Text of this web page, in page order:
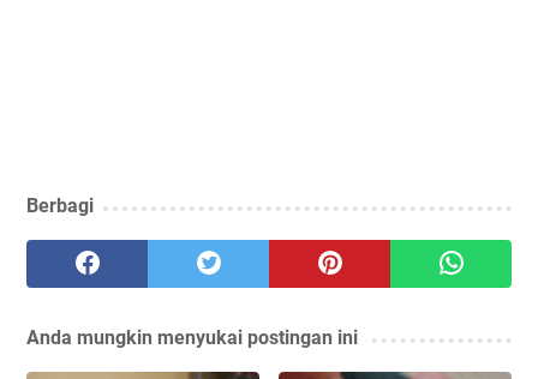
Berbagi
Anda mungkin menyukai postingan ini